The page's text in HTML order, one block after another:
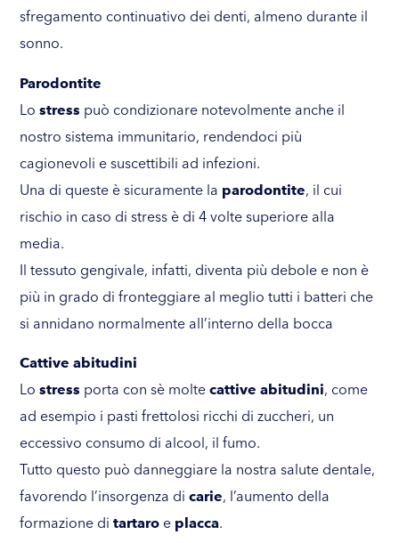
sfregamento continuativo dei denti, almeno durante il
sonno.
Parodontite
Lostress può condizionare notevolmente anche il
nostro sistema immunitario, rendendoci più
cagionevoli e suscettibili ad infezioni.
Una di queste è sicuramente la parodontite, il cui
rischio in caso di stress è di 4 volte superiore alla
media.
Il tessuto gengivale, infatti, diventa più debole e non è
più in grado di fronteggiare al meglio tutti i batteri che
si annidano normalmente all’interno della bocca
Cattive abitudini
Lostress porta con sè moltecattive abitudini, come
ad esempio i pasti frettolosi ricchi di zuccheri, un
eccessivo consumo di alcool, il fumo.
Tutto questo può danneggiare la nostra salute dentale,
favorendo l’insorgenza dicarie, l’aumento della
formazione ditartaro e placca.